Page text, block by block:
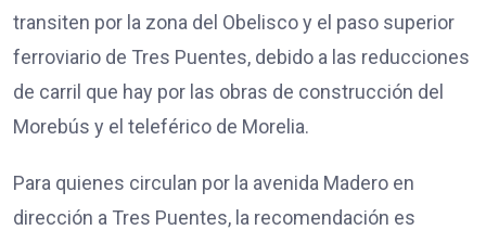
transiten por la zona del Obelisco y el paso superior
ferroviario de Tres Puentes, debido a las reducciones
de carril que hay por las obras de construcción del
Morebús y el teleférico de Morelia.
Para quienes circulan por la avenida Madero en
dirección a Tres Puentes, la recomendación es